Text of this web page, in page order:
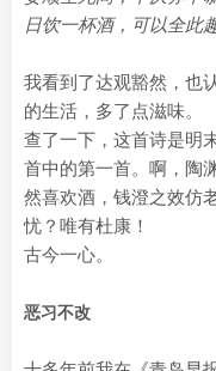
日饮一杯酒，可以全此趣
我看到了达观豁然，也
的生活，多了点滋味。
查了一下，这首诗是明
首中的第一首。啊，陶
然喜欢酒，钱澄之效仿
忧？唯有杜康！
古今一心。
恶习不改